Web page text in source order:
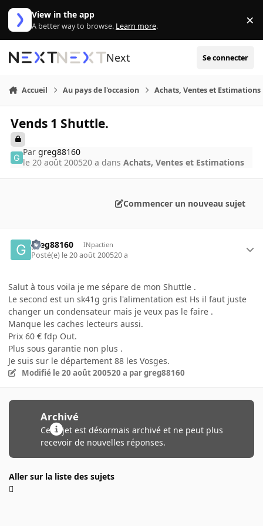
Aller au contenu
View in the app
A better way to browse. Learn more. ×
Next Se connecter
Accueil Au pays de l'occasion Achats, Ventes et Estimations
Vends 1 Shuttle.
Pargreg88160
le 20 août 200520 a dansAchats, Ventes et Estimations
Commencer un nouveau sujet
greg88160 INpactien
Posté(e) le 20 août 200520 a
Salut à tous voila je me sépare de mon Shuttle .
Le second est un sk41g gris l'alimentation est Hs il faut juste
changer un condensateur mais je veux pas le faire .
Manque les caches lecteurs aussi.
Prix 60 € fdp Out.
Plus sous garantie non plus .
Je suis sur le département 88 les Vosges.
Modifié le 20 août 200520 a par greg88160
Archivé
Ce sujet est désormais archivé et ne peut plus
recevoir de nouvelles réponses.
Aller sur la liste des sujets